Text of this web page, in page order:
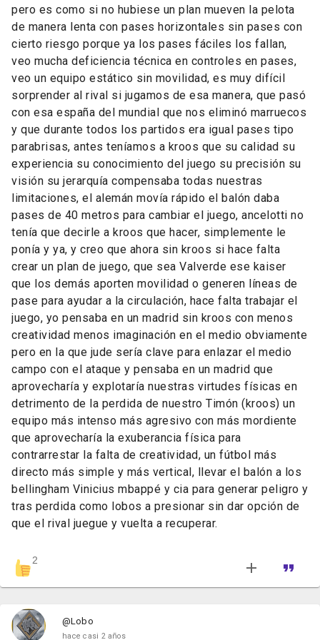
pero es como si no hubiese un plan mueven la pelota
de manera lenta con pases horizontales sin pases con
cierto riesgo porque ya los pases fáciles los fallan,
veo mucha deficiencia técnica en controles en pases,
veo un equipo estático sin movilidad, es muy difícil
sorprender al rival si jugamos de esa manera, que pasó
con esa españa del mundial que nos eliminó marruecos
y que durante todos los partidos era igual pases tipo
parabrisas, antes teníamos a kroos que su calidad su
experiencia su conocimiento del juego su precisión su
visión su jerarquía compensaba todas nuestras
limitaciones, el alemán movía rápido el balón daba
pases de 40 metros para cambiar el juego, ancelotti no
tenía que decirle a kroos que hacer, simplemente le
ponía y ya, y creo que ahora sin kroos si hace falta
crear un plan de juego, que sea Valverde ese kaiser
que los demás aporten movilidad o generen líneas de
pase para ayudar a la circulación, hace falta trabajar el
juego, yo pensaba en un madrid sin kroos con menos
creatividad menos imaginación en el medio obviamente
pero en la que jude sería clave para enlazar el medio
campo con el ataque y pensaba en un madrid que
aprovecharía y explotaría nuestras virtudes físicas en
detrimento de la perdida de nuestro Timón (kroos) un
equipo más intenso más agresivo con más mordiente
que aprovecharía la exuberancia física para
contrarrestar la falta de creatividad, un fútbol más
directo más simple y más vertical, llevar el balón a los
bellingham Vinicius mbappé y cia para generar peligro y
tras perdida como lobos a presionar sin dar opción de
que el rival juegue y vuelta a recuperar.
2
@Lobo
hace casi 2 años